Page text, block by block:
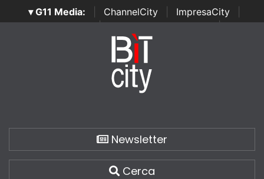
▾ G11 Media: ChannelCity ImpresaCity
SecurityOpenLab | Italian Channel Awards | Italian
Italian Security Awards
Newsletter
Cerca